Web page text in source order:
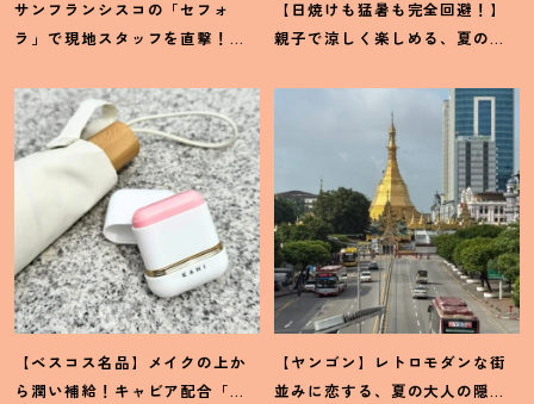
サンフランシスコの「セフォ
ラ」で現地スタッフを直撃 ！
えてください♡
【日焼けも猛暑も完全回避 ！ 】
親子で涼しく楽しめる、夏の
ウム」が最高
【ベスコス名品】メイクの上か
ら潤い補給 ！ キャビア配合「カ
【ヤンゴン】レトロモダンな街
並みに恋する、夏の大人の隠れ